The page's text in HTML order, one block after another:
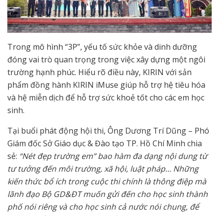
Trong mô hình “3P”, yếu tố sức khỏe và dinh dưỡng
đóng vai trò quan trọng trong việc xây dựng một ngôi
trường hạnh phúc. Hiểu rõ điều này, KIRIN với sản
phẩm đồng hành KIRIN iMuse giúp hỗ trợ hệ tiêu hóa
và hệ miễn dịch để hỗ trợ sức khoẻ tốt cho các em học
sinh.
Tại buổi phát động hội thi, Ông Dương Trí Dũng – Phó
Giám đốc Sở Giáo dục & Đào tạo TP. Hồ Chí Minh chia
sẻ: “Nét đẹp trường em” bao hàm đa dạng nội dung từ
tư tưởng đến môi trường, xã hội, luật pháp… Những
kiến thức bổ ích trong cuộc thi chính là thông điệp mà
lãnh đạo Bộ GD&ĐT muốn gửi đến cho học sinh thành
phố nói riêng và cho học sinh cả nước nói chung, để